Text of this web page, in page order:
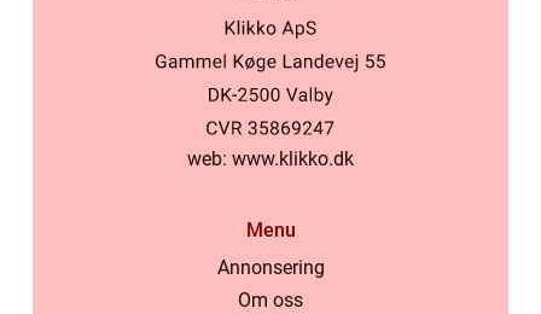
web: www.klikko.dk
Menu
Annonsering
Om oss